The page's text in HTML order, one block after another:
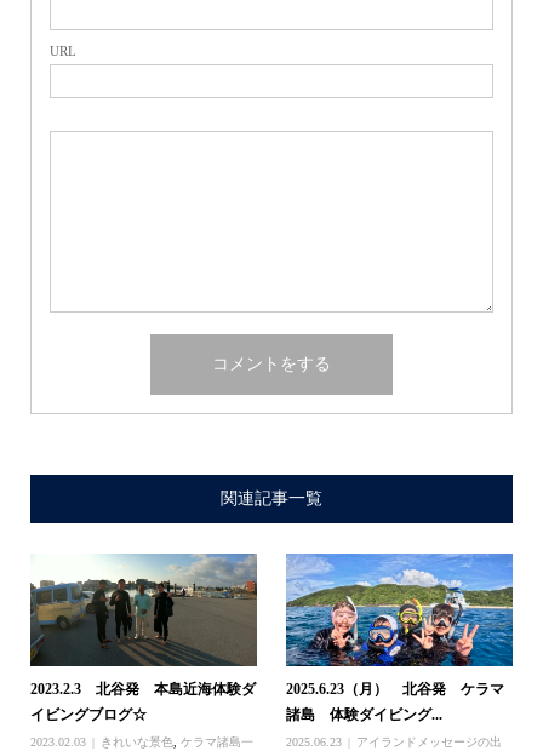
URL
関連記事一覧
2023.2.3 北谷発 本島近海体験ダ
イビングブログ☆
2023.02.03 きれいな景色 ケラマ諸島一
2025.6.23（月） 北谷発 ケラマ
諸島 体験ダイビング...
2025.06.23 アイランドメッセージの出